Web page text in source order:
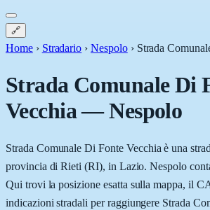
🔗
Home › Stradario › Nespolo › Strada
Strada Comunale Di
Vecchia—Nespolo
Strada Comunale Di Fonte Vecchia è una
provincia di Rieti (RI), in Lazio. Nespolo
Qui trovi la posizione esatta sulla mappa, il
indicazioni stradali per raggiungere Strada